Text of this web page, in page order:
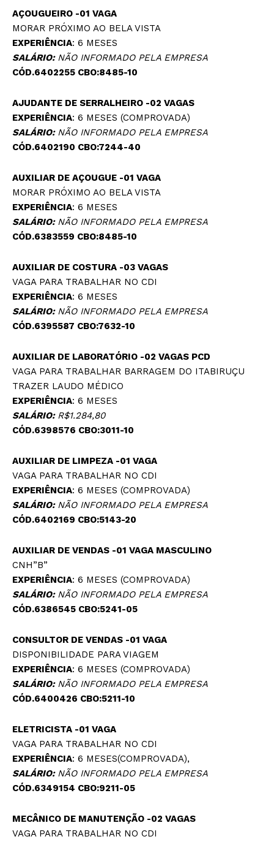
AÇOUGUEIRO -01 VAGA
MORAR PRÓXIMO AO BELA VISTA
EXPERIÊNCIA: 6 MESES
SALÁRIO: NÃO INFORMADO PELA EMPRESA
CÓD.6402255 CBO:8485-10
AJUDANTE DE SERRALHEIRO -02 VAGAS
EXPERIÊNCIA: 6 MESES (COMPROVADA)
SALÁRIO: NÃO INFORMADO PELA EMPRESA
CÓD.6402190 CBO:7244-40
AUXILIAR DE AÇOUGUE -01 VAGA
MORAR PRÓXIMO AO BELA VISTA
EXPERIÊNCIA: 6 MESES
SALÁRIO: NÃO INFORMADO PELA EMPRESA
CÓD.6383559 CBO:8485-10
AUXILIAR DE COSTURA -03 VAGAS
VAGA PARA TRABALHAR NO CDI
EXPERIÊNCIA: 6 MESES
SALÁRIO: NÃO INFORMADO PELA EMPRESA
CÓD.6395587 CBO:7632-10
AUXILIAR DE LABORATÓRIO -02 VAGAS PCD
VAGA PARA TRABALHAR BARRAGEM DO ITABIRUÇU
TRAZER LAUDO MÉDICO
EXPERIÊNCIA: 6 MESES
SALÁRIO: R$1.284,80
CÓD.6398576 CBO:3011-10
AUXILIAR DE LIMPEZA -01 VAGA
VAGA PARA TRABALHAR NO CDI
EXPERIÊNCIA: 6 MESES (COMPROVADA)
SALÁRIO: NÃO INFORMADO PELA EMPRESA
CÓD.6402169 CBO:5143-20
AUXILIAR DE VENDAS -01 VAGA MASCULINO
CNH”B”
EXPERIÊNCIA: 6 MESES (COMPROVADA)
SALÁRIO: NÃO INFORMADO PELA EMPRESA
CÓD.6386545 CBO:5241-05
CONSULTOR DE VENDAS -01 VAGA
DISPONIBILIDADE PARA VIAGEM
EXPERIÊNCIA: 6 MESES (COMPROVADA)
SALÁRIO: NÃO INFORMADO PELA EMPRESA
CÓD.6400426 CBO:5211-10
ELETRICISTA -01 VAGA
VAGA PARA TRABALHAR NO CDI
EXPERIÊNCIA: 6 MESES(COMPROVADA),
SALÁRIO: NÃO INFORMADO PELA EMPRESA
CÓD.6349154 CBO:9211-05
MECÂNICO DE MANUTENÇÃO -02 VAGAS
VAGA PARA TRABALHAR NO CDI